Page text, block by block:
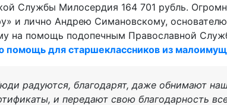
Службы Милосердия 164 701 рубль.
и лично Андрею Симановскому,
на помощь подопечным Православной
помощь для старшеклассников из
радуются, благодарят, даже обнимают
и передают свою благодарность